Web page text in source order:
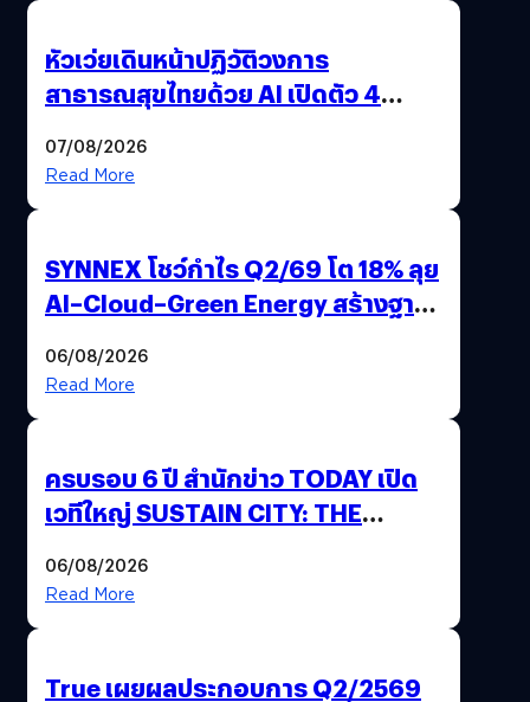
หัวเว่ยเดินหน้าปฏิวัติวงการ
สาธารณสุขไทยด้วย AI เปิดตัว 4
เพื่อการแพทย์ในประเทศไทย
07/08/2026
Read More
SYNNEX โชว์กำไร Q2/69 โต 18% ลุย
AI–Cloud–Green Energy สร้างฐาน
Growth Engine พร้อมจ่ายปันผล
06/08/2026
Read More
ครบรอบ 6 ปี สำนักข่าว TODAY เปิด
เวทีใหญ่ SUSTAIN CITY: THE
ปรับตัวสู่เศรษฐกิจสีเขียวอย่างยั่งยืน
06/08/2026
Read More
True เผยผลประกอบการ Q2/2569